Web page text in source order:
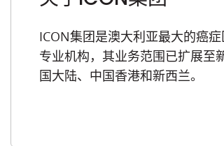
ICON集团是澳大利亚最大的癌
专业机构，其业务范围已扩展至
国大陆、中国香港和新西兰。